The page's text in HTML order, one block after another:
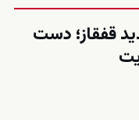
قفقاز؛ دست